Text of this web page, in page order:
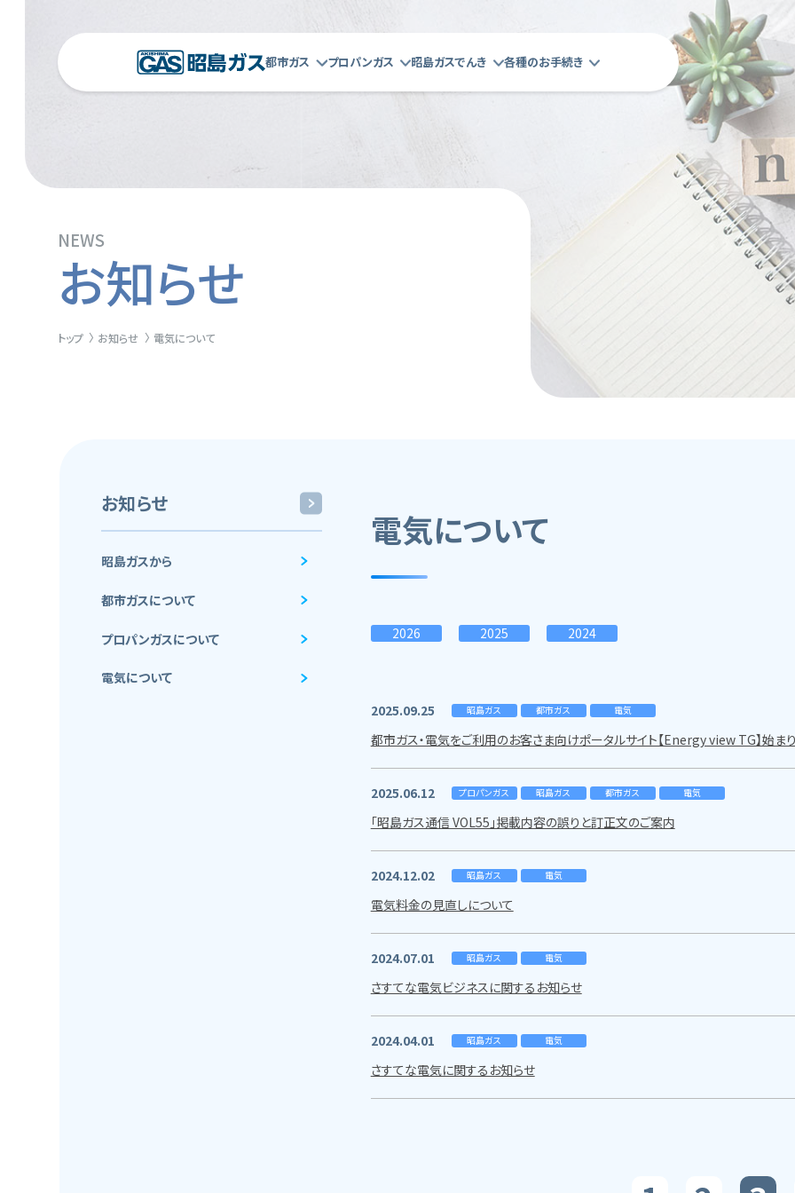
都市ガス プロパンガス 昭島ガスでんき 各種のお手続き
NEWS
お知らせ
トップ お知らせ 電気について
お知らせ
昭島ガスから
都市ガスについて
プロパンガスについて
電気について
電気について
2026 2025 2024
2025.09.25 昭島ガス 都市ガス 電気
都市ガス・電気をご利用のお客さま向けポータルサイト【Energy view TG】始まり
2025.06.12 プロパンガス 昭島ガス 都市ガス 電気
「昭島ガス通信 VOL55」掲載内容の誤りと訂正文のご案内
2024.12.02 昭島ガス 電気
電気料金の見直しについて
2024.07.01 昭島ガス 電気
さすてな電気ビジネスに関するお知らせ
2024.04.01 昭島ガス 電気
さすてな電気に関するお知らせ